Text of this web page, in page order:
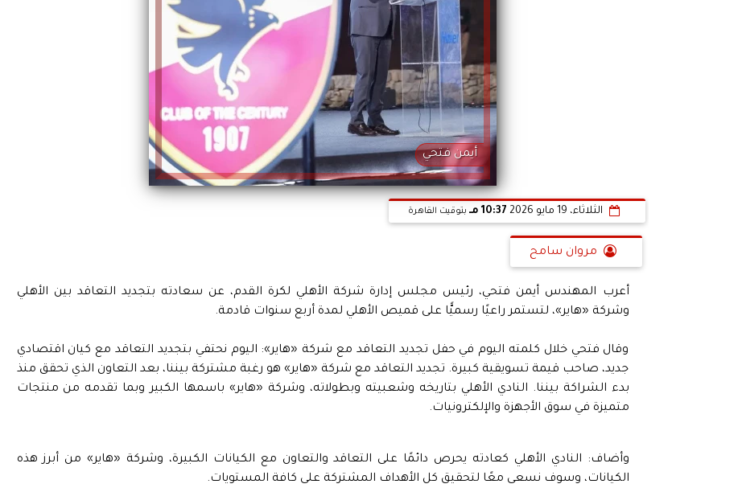
أيمن فتحي
الثلاثاء، 19 مايو 2026 10:37 مـ بتوقيت القاهرة
مروان سامح
أعرب المهندس أيمن فتحي، رئيس مجلس إدارة شركة الأهلي لكرة القدم، عن سعادته بتجديد التعاقد بين الأهلي
وشركة «هاير»، لتستمر راعيًا رسميًّا على قميص الأهلي لمدة أربع سنوات قادمة.
وقال فتحي خلال كلمته اليوم في حفل تجديد التعاقد مع شركة «هاير»: اليوم نحتفي بتجديد التعاقد مع كيان اقتصادي
جديد، صاحب قيمة تسويقية كبيرة. تجديد التعاقد مع شركة «هاير» هو رغبة مشتركة بيننا، بعد التعاون الذي تحقق منذ
بدء الشراكة بيننا. النادي الأهلي بتاريخه وشعبيته وبطولاته، وشركة «هاير» باسمها الكبير وبما تقدمه من منتجات
متميزة في سوق الأجهزة والإلكترونيات.
وأضاف: النادي الأهلي كعادته يحرص دائمًا على التعاقد والتعاون مع الكيانات الكبيرة، وشركة «هاير» من أبرز هذه
الكيانات، وسوف نسعى معًا لتحقيق كل الأهداف المشتركة على كافة المستويات.